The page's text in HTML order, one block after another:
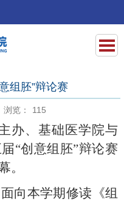
组胚”辩论赛
浏览： 115
办、基础医学院与
“创意组胚”辩论赛
。
向本学期修读《组